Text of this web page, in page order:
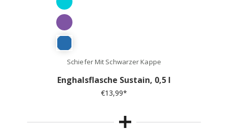
Schiefer Mit Schwarzer Kappe
Enghalsflasche Sustain, 0,5 l
€13,99*